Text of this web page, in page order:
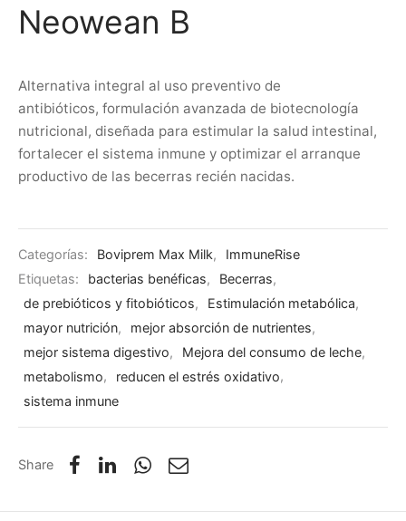
Neowean B
Alternativa integral al uso preventivo de
antibióticos, formulación avanzada de biotecnología
nutricional, diseñada para estimular la salud intestinal,
fortalecer el sistema inmune y optimizar el arranque
productivo de las becerras recién nacidas.
Categorías: Boviprem Max Milk,
ImmuneRise
Etiquetas:
bacterias benéficas, Becerras,
de prebióticos y fitobióticos, Estimulación metabólica,
mayor nutrición, mejor absorción de nutrientes,
mejor sistema digestivo, Mejora del consumo de leche,
metabolismo, reducen el estrés oxidativo,
sistema inmune
Share